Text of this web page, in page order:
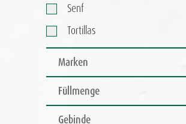
Senf
Tortillas
Marken
Füllmenge
Gebinde